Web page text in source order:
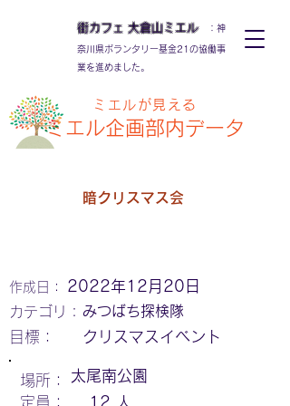
街カフェ 大倉山ミエル：神
奈川県ボランタリー基金21の協働事
業を進めました。
ミエルが見える
ミエル企画部内データ
暗クリスマス会
2022年12月20日
作成日：
カテゴリ： みつばち探検隊
​目標： クリスマスイベント
場所：
太尾南公園
定員：
12 人